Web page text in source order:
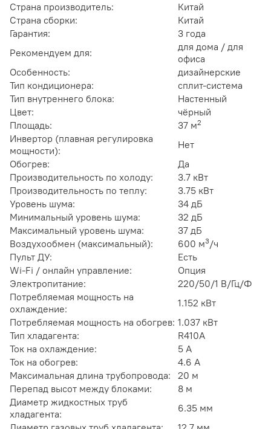
Страна производитель:
Китай
Страна сборки:
Китай
Гарантия:
3 года
Рекомендуем для:
для дома / для
офиса
Особенность:
дизайнерские
Тип кондиционера:
сплит-система
Тип внутреннего блока:
Настенный
Цвет:
чёрный
Площадь:
37 м2
Инвертор (плавная регулировка
мощности):
Нет
Обогрев:
Да
Производительность по холоду:
3.7 кВт
Производительность по теплу:
3.75 кВт
Уровень шума:
34 дБ
Минимальный уровень шума:
32 дБ
Максимальный уровень шума:
37 дБ
Воздухообмен (максимальный):
600 м3/ч
Пульт ДУ:
Есть
Wi-Fi / онлайн управление:
Опция
Электропитание:
220/50/1 В/Гц/Ф
Потребляемая мощность на
охлаждение:
1.152 кВт
Потребляемая мощность на обогрев: 1.037 кВт
Тип хладагента:
R410A
Ток на охлаждение:
5 А
Ток на обогрев:
4.6 А
Максимальная длина трубопровода:
20 м
Перепад высот между блоками:
8 м
Диаметр жидкостных труб
хладагента:
6.35 мм